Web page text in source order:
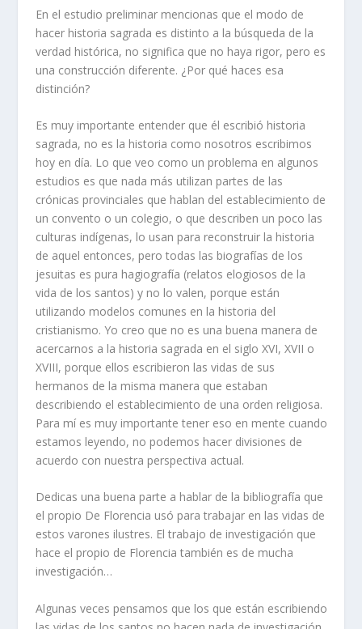
En el estudio preliminar mencionas que el modo de
hacer historia sagrada es distinto a la búsqueda de la
verdad histórica, no significa que no haya rigor, pero es
una construcción diferente. ¿Por qué haces esa
distinción?
Es muy importante entender que él escribió historia
sagrada, no es la historia como nosotros escribimos
hoy en día. Lo que veo como un problema en algunos
estudios es que nada más utilizan partes de las
crónicas provinciales que hablan del establecimiento de
un convento o un colegio, o que describen un poco las
culturas indígenas, lo usan para reconstruir la historia
de aquel entonces, pero todas las biografías de los
jesuitas es pura hagiografía (relatos elogiosos de la
vida de los santos) y no lo valen, porque están
utilizando modelos comunes en la historia del
cristianismo. Yo creo que no es una buena manera de
acercarnos a la historia sagrada en el siglo XVI, XVII o
XVIII, porque ellos escribieron las vidas de sus
hermanos de la misma manera que estaban
describiendo el establecimiento de una orden religiosa.
Para mí es muy importante tener eso en mente cuando
estamos leyendo, no podemos hacer divisiones de
acuerdo con nuestra perspectiva actual.
Dedicas una buena parte a hablar de la bibliografía que
el propio De Florencia usó para trabajar en las vidas de
estos varones ilustres. El trabajo de investigación que
hace el propio de Florencia también es de mucha
investigación…
Algunas veces pensamos que los que están escribiendo